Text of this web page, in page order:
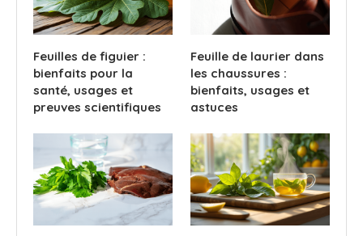
Feuilles de figuier :
bienfaits pour la
santé, usages et
preuves scientifiques
Feuille de laurier dans
les chaussures :
bienfaits, usages et
astuces